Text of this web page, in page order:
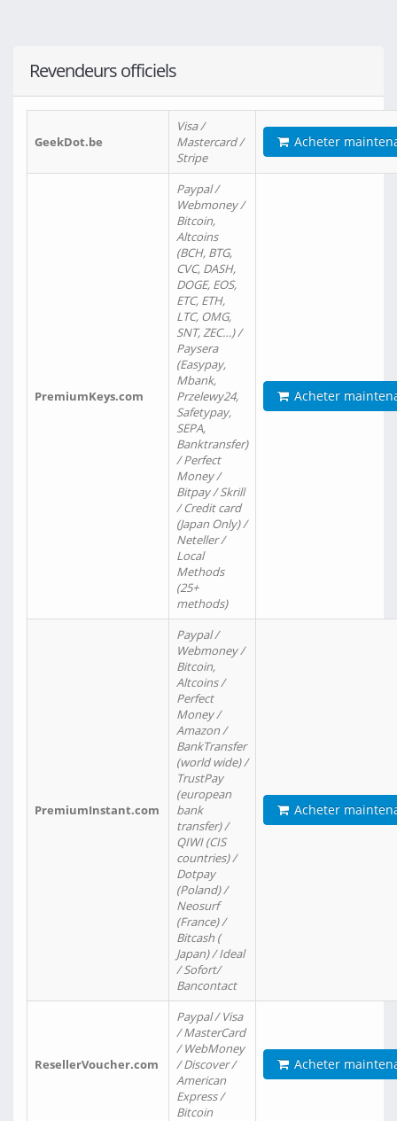
Revendeurs officiels
GeekDot.be
Visa /
Mastercard /
Stripe
Acheter
PremiumKeys.com
Paypal /
Webmoney /
Bitcoin,
Altcoins
(BCH, BTG,
CVC, DASH,
DOGE, EOS,
ETC, ETH,
LTC, OMG,
SNT, ZEC…) /
Paysera
(Easypay,
Mbank,
Przelewy24,
Safetypay,
SEPA,
Banktransfer)
/ Perfect
Money /
Bitpay / Skrill
/ Credit card
(Japan Only) /
Neteller /
Local
Methods
(25+
methods)
Acheter
PremiumInstant.com
Paypal /
Webmoney /
Bitcoin,
Altcoins /
Perfect
Money /
Amazon /
BankTransfer
(world wide) /
TrustPay
(european
bank
transfer) /
QIWI (CIS
countries) /
Dotpay
(Poland) /
Neosurf
(France) /
Bitcash (
Japan) / Ideal
/ Sofort/
Bancontact
Acheter
ResellerVoucher.com
Paypal / Visa
/ MasterCard
/ WebMoney
/ Discover /
American
Express /
Bitcoin
Acheter